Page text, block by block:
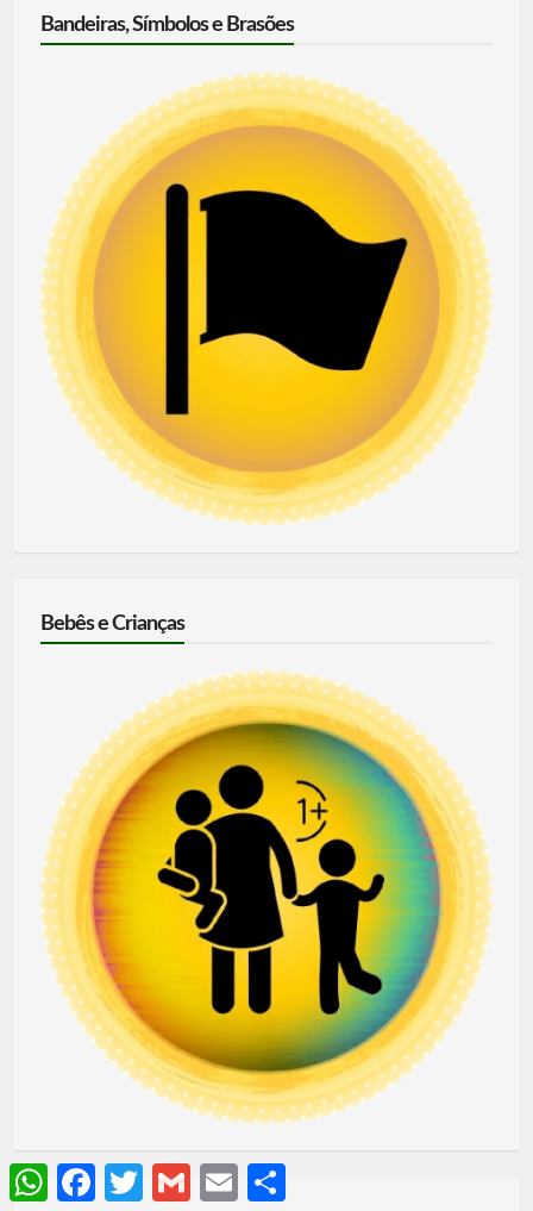
Bandeiras, Símbolos e Brasões
Bebês e Crianças
WhatsAppFacebookTwitter Gmail Email